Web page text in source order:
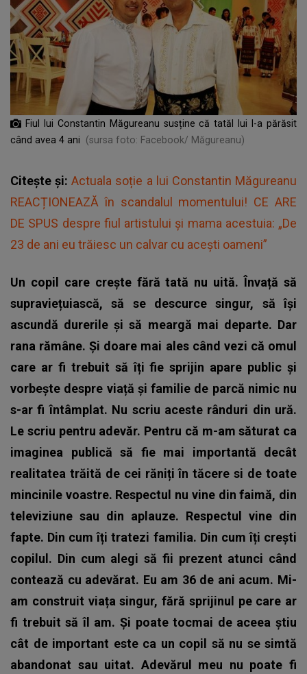
Fiul lui Constantin Măgureanu susține că tatăl lui l-a părăsit
când avea 4 ani
(sursa foto: Facebook/ Măgureanu)
Citește și:Actuala soție a lui Constantin Măgureanu
REACȚIONEAZĂ în scandalul momentului! CE ARE
DE SPUS despre fiul artistului și mama acestuia: „De
23 de ani eu trăiesc un calvar cu acești oameni”
Un copil care crește fără tată nu uită. Învață să
supraviețuiască, să se descurce singur, să își
ascundă durerile și să meargă mai departe. Dar
rana rămâne. Și doare mai ales când vezi că omul
care ar fi trebuit să îți fie sprijin apare public și
vorbește despre viață și familie de parcă nimic nu
s-ar fi întâmplat. Nu scriu aceste rânduri din ură.
Le scriu pentru adevăr. Pentru că m-am săturat ca
imaginea publică să fie mai importantă decât
realitatea trăită de cei răniți în tăcere si de toate
mincinile voastre. Respectul nu vine din faimă, din
televiziune sau din aplauze. Respectul vine din
fapte. Din cum îți tratezi familia. Din cum îți crești
copilul. Din cum alegi să fii prezent atunci când
contează cu adevărat. Eu am 36 de ani acum. Mi-
am construit viața singur, fără sprijinul pe care ar
fi trebuit să îl am. Și poate tocmai de aceea știu
cât de important este ca un copil să nu se simtă
abandonat sau uitat. Adevărul meu nu poate fi